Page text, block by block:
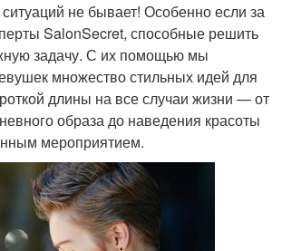
не бывает! Особенно если за
SalonSecret, способные решить
задачу. С их помощью мы
множество стильных идей для
длины на все случаи жизни — от
образа до наведения красоты
мероприятием.